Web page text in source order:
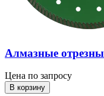
Алмазные
Цена по запросу
В корзину